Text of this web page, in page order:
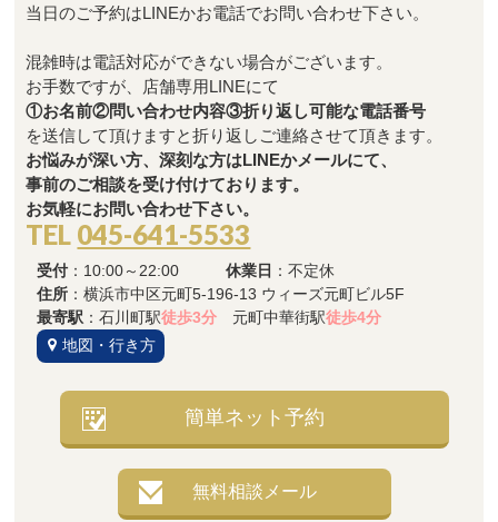
当日のご予約はLINEかお電話でお問い合わせ下さい。
混雑時は電話対応ができない場合がございます。
お手数ですが、店舗専用LINEにて
①お名前②問い合わせ内容③折り返し可能な電話番号
を送信して頂けますと折り返しご連絡させて頂きます。
お悩みが深い方、深刻な方はLINEかメールにて、
事前のご相談を受け付けております。
お気軽にお問い合わせ下さい。
TEL 045-641-5533
受付 ：10:00～22:00休業日 ：不定休
住所 ：横浜市中区元町5-196-13 ウィーズ元町ビル5F
最寄駅 ：石川町駅徒歩3分 元町中華街駅徒歩4分
地図・行き方
簡単ネット予約
無料相談メール